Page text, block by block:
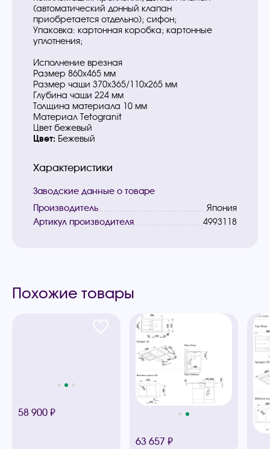
(автоматический донный клапан
приобретается отдельно); сифон;
Упаковка: картонная коробка; картонные
уплотнения;
Исполнение врезная
Размер 860х465 мм
Размер чаши 370х365/110х265 мм
Глубина чаши 224 мм
Толщина материала 10 мм
Материал Tetogranit
Цвет бежевый
Цвет: Бежевый
Характеристики
Заводские данные о товаре
Производитель
Япония
Артикул производителя
4993118
Похожие товары
58 900 ₽
63 657 ₽